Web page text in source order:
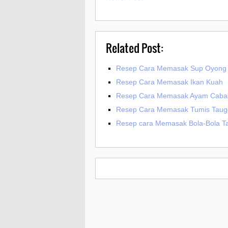
Related Post:
Resep Cara Memasak Sup
Resep Cara Memasak Ikan Kuah
Resep Cara Memasak Ayam
Resep Cara Memasak Tumis
Resep cara Memasak Bola-Bola